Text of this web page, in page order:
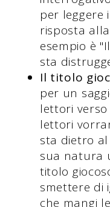
per leggere
risposta
esempio è
sta
Il titolo
per un
lettori
lettori
sta dietro
sua natura
titolo
smettere di
che mangi